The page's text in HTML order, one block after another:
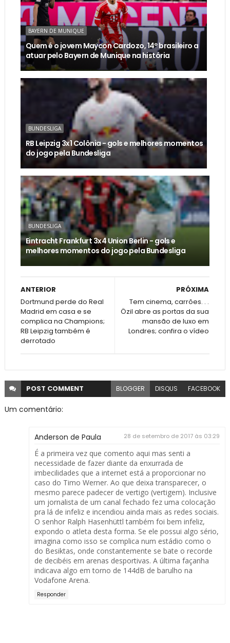
BAYERN DE MUNIQUE
Quem é o jovem Maycon Cardozo, 14º brasileiro a
atuar pelo Bayern de Munique na história
BUNDESLIGA
RB Leipzig 3x1 Colônia - gols e melhores momentos
do jogo pela Bundesliga
BUNDESLIGA
Eintracht Frankfurt 3x4 Union Berlin - gols e
melhores momentos do jogo pela Bundesliga
PRÓXIMA
Tem cinema, carrões. . .
Özil abre as portas da sua
mansão de luxo em
Londres; confira o vídeo
ANTERIOR
Dortmund perde do Real
Madrid em casa e se
complica na Champions;
RB Leipzig também é
derrotado
POST COMMENT BLOGGER DISQUS FACEBOOK
Um comentário:
Anderson de Paula 28 de setembro de 2017 às 03:29
É a primeira vez que comento aqui mas senti a
necessidade de fazer diante da enxurrada de
imbecilidades que a internet está a proporcionar no
caso do Timo Werner. Ao que deixa transparecer, o
mesmo parece padecer de vertigo (vertigem). Inclusive
um jornalista de um canal fechado fez uma colocação
pra lá de infeliz e incendiou ainda mais as redes sociais.
O senhor Ralph Hasenhüttl também foi bem infeliz,
expondo o atleta desta forma. Se ele possui algo sério,
imagina como isso se complica num estádio como o
do Besiktas, onde constantemente se bate o recorde
de decibéis em arenas desportivas. A última façanha
indicava algo em torno de 144dB de barulho na
Vodafone Arena.
Responder